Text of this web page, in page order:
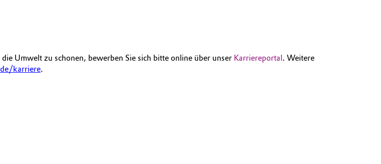
Umwelt zu schonen, bewerben Sie sich bitte online über unser Karriereportal. Weitere
karriere.